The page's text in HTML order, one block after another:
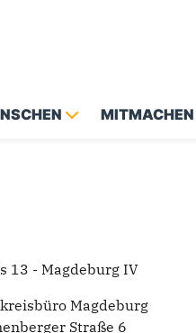
MITMACHEN
13 - Magdeburg IV
Magdeburg
Straße 6